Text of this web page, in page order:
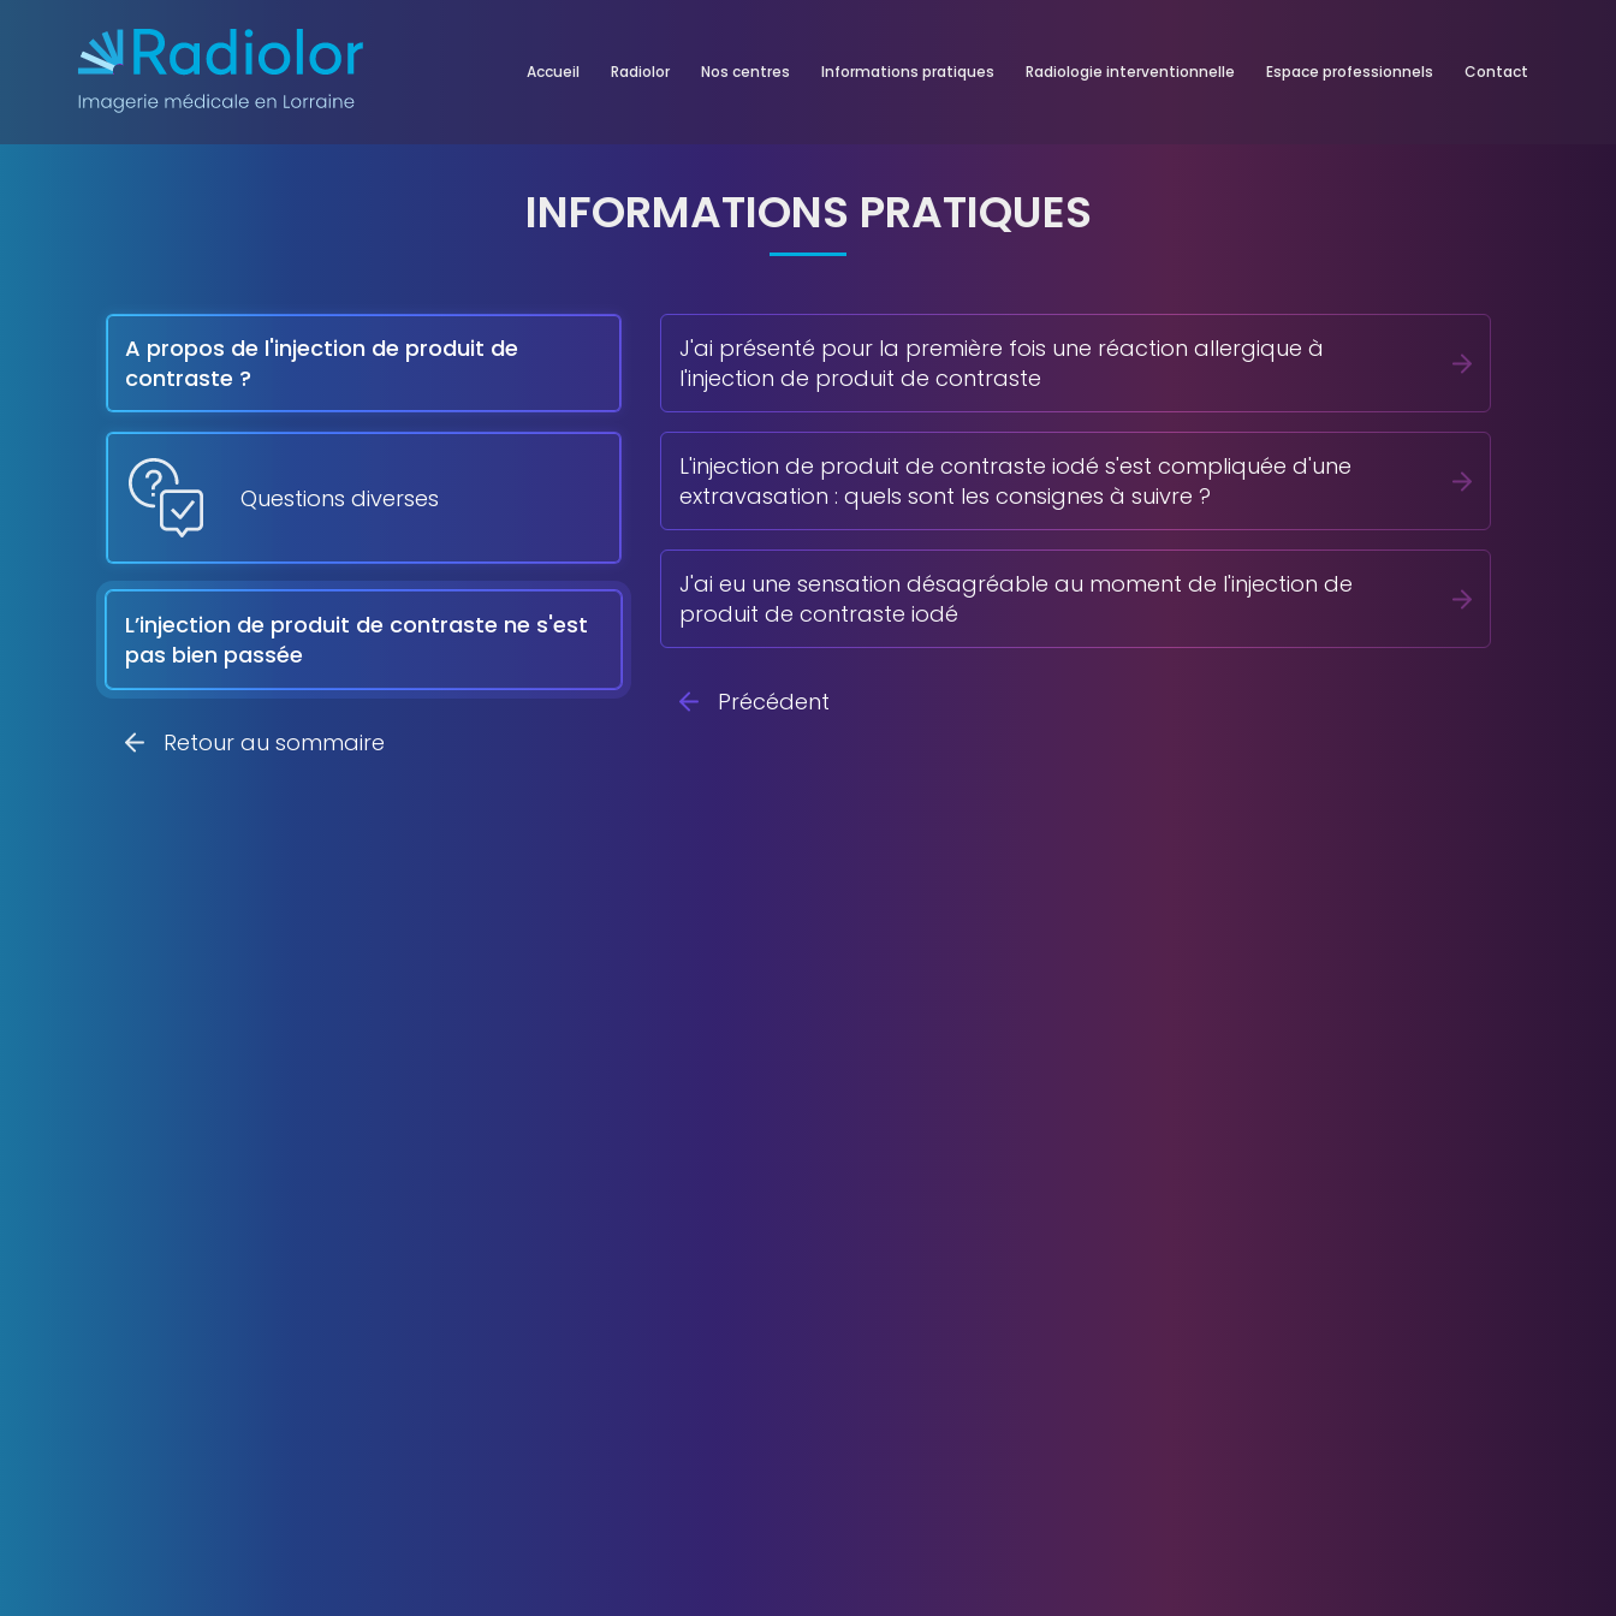
Accueil Radiolor Nos centres Informations pratiques Radiologie interventionnelle Espace professionnels Contact
INFORMATIONS PRATIQUES
A propos de l'injection de produit de
contraste ?
Questions diverses
L’injection de produit de contraste ne s'est
pas bien passée
Retour au sommaire
J'ai présenté pour la première fois une réaction allergique à
l'injection de produit de contraste
L'injection de produit de contraste iodé s'est compliquée d'une
extravasation : quels sont les consignes à suivre ?
J'ai eu une sensation désagréable au moment de l'injection de
produit de contraste iodé
Précédent